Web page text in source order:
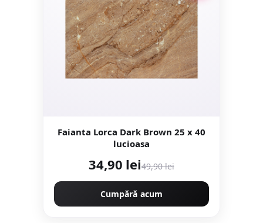
Faianta Lorca Dark Brown 25 x 40
lucioasa
34,90 lei49,90 lei
Cumpără acum